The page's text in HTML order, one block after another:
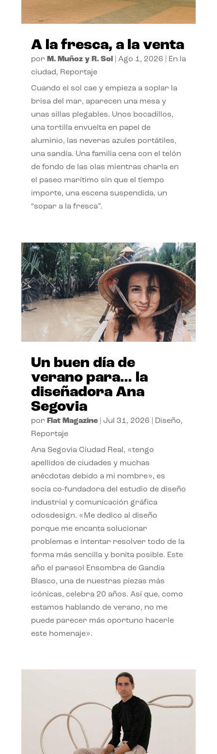
A la fresca, a la venta
por M. Muñoz y R. Sol| Ago 1, 2026
En la
ciudad, Reportaje
Cuando el sol cae y empieza a soplar la
brisa del mar, aparecen una mesa y
unas sillas plegables. Unos bocadillos,
una tortilla envuelta en papel de
aluminio, las neveras azules portátiles,
una sandía. Una familia cena con el telón
de fondo de las olas mientras charla en
el paseo marítimo sin que el tiempo
importe, una escena suspendida, un
“sopar a la fresca”.
Un buen día de
verano para… la
diseñadora Ana
Segovia
por Flat Magazine| Jul 31, 2026 Diseño,
Reportaje
Ana Segovia Ciudad Real, «tengo
apellidos de ciudades y muchas
anécdotas debido a mi nombre», es
socia co-fundadora del estudio de diseño
industrial y comunicación gráfica
odosdesign. «Me dedico al diseño
porque me encanta solucionar
problemas e intentar resolver todo de la
forma más sencilla y bonita posible. Este
año el parasol Ensombra de Gandia
Blasco, una de nuestras piezas más
icónicas, celebra 20 años. Así que, como
estamos hablando de verano, no me
puede parecer más oportuno hacerle
este homenaje».